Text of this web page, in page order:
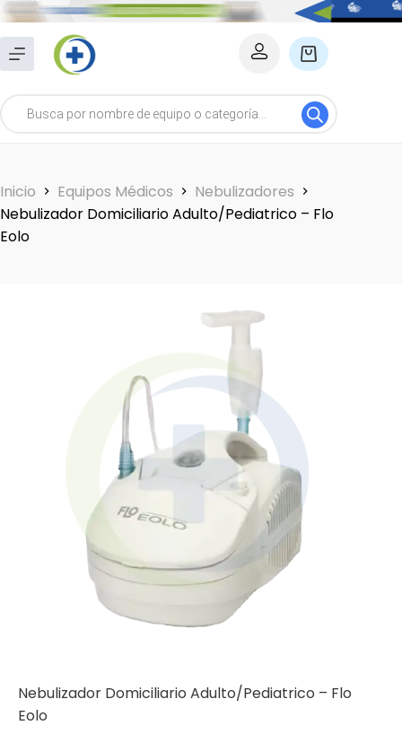
Saltar
al
contenido
Carro
compra
Inicio Equipos Médicos
Nebulizadores
Nebulizador Domiciliario Adulto/Pediatrico – Flo
Eolo
Nebulizador Domiciliario Adulto/Pediatrico – Flo
Eolo